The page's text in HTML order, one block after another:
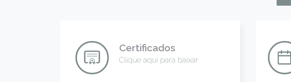
Certificados
Clique aqui para baixar